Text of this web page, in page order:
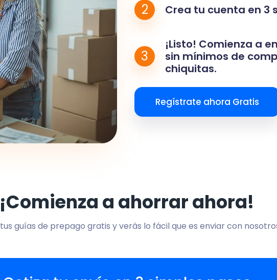
2 Crea tu cuenta en 3
3
¡Listo! Comienza a
sin mínimos de
chiquitas.
Regístrate ahora Gratis
¡Comienza a ahorrar ahora!
guías de prepago gratis y verás lo fácil que es enviar con